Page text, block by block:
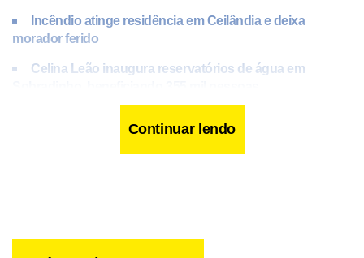
Incêndio atinge residência em Ceilândia e deixa
morador ferido
Celina Leão inaugura reservatórios de água em
Continuar lendo